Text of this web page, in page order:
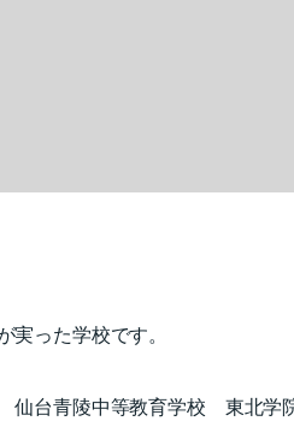
実った学校です。
仙台青陵中等教育学校 東北